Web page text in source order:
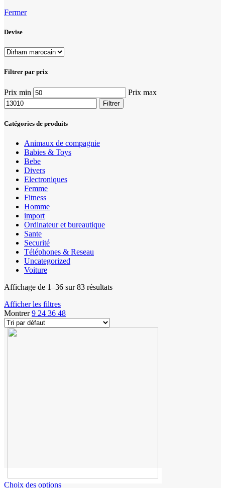
Fermer
Devise
Filtrer par prix
Prix min Prix max
Filtrer
Catégories de produits
Animaux de compagnie
Babies & Toys
Bebe
Divers
Electroniques
Femme
Fitness
Homme
import
Ordinateur et bureautique
Sante
Securité
Téléphones & Reseau
Uncategorized
Voiture
Affichage de 1–36 sur 83 résultats
Afficher les filtres
Montrer9 24 36 48
Choix des options